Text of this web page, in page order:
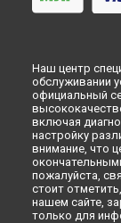
Наш центр
обслуживании
официальный
включая
настройку
внимание, что
пожалуйста,
стоит
нашем сайте,
только для